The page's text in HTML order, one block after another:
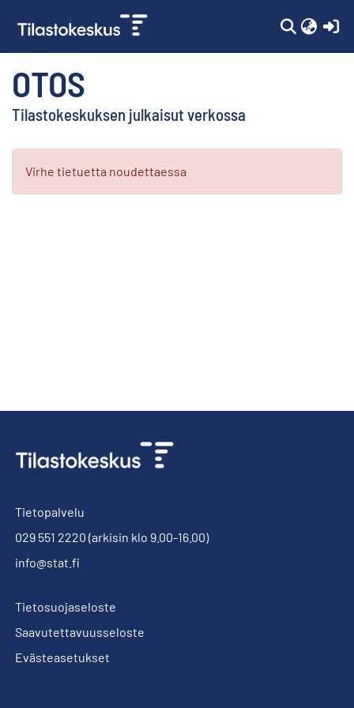
OTOS
Tilastokeskuksen julkaisut verkossa
Kokoelmat
Selaa
Virhe tietuetta noudettaessa
Tietopalvelu
029 551 2220 (arkisin klo 9.00-16.00)
info@stat.fi
Tietosuojaseloste
Saavutettavuusseloste
Evästeasetukset